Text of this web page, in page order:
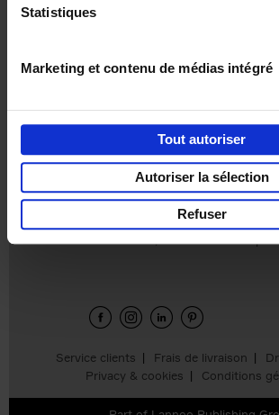
Statistiques
Marketing et contenu de médias intégré
Tout autoriser
Autoriser la sélection
Refuser
Ajouter au panier
Service clients Frais de livraison
Privacy & cookies
Conditions
Envie de bonnes idées de